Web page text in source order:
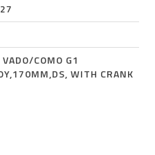
COMO G1
WITH CRANK